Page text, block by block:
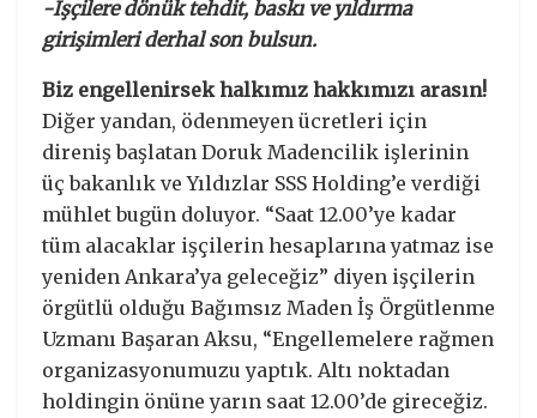
-İşçilere dönük tehdit, baskı ve yıldırma
girişimleri derhal son bulsun.
Biz engellenirsek halkımız hakkımızı arasın!
Diğer yandan, ödenmeyen ücretleri için
direniş başlatan Doruk Madencilik işlerinin
üç bakanlık ve Yıldızlar SSS Holding’e verdiği
mühlet bugün doluyor. “Saat 12.00’ye kadar
tüm alacaklar işçilerin hesaplarına yatmaz ise
yeniden Ankara’ya geleceğiz” diyen işçilerin
örgütlü olduğu Bağımsız Maden İş Örgütlenme
Uzmanı Başaran Aksu, “Engellemelere rağmen
organizasyonumuzu yaptık. Altı noktadan
holdingin önüne yarın saat 12.00’de gireceğiz.